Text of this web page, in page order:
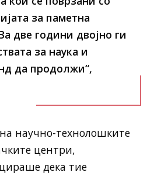
за паметна
две години двојно ги
за наука и
да продолжи“,
на научно-технолошките
центри,
дека тие